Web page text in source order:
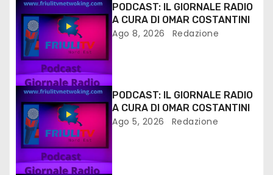
PODCAST: IL GIORNALE RADIO
A CURA DI OMAR COSTANTINI
Ago 8, 2026 Redazione
PODCAST: IL GIORNALE RADIO
A CURA DI OMAR COSTANTINI
Ago 5, 2026 Redazione